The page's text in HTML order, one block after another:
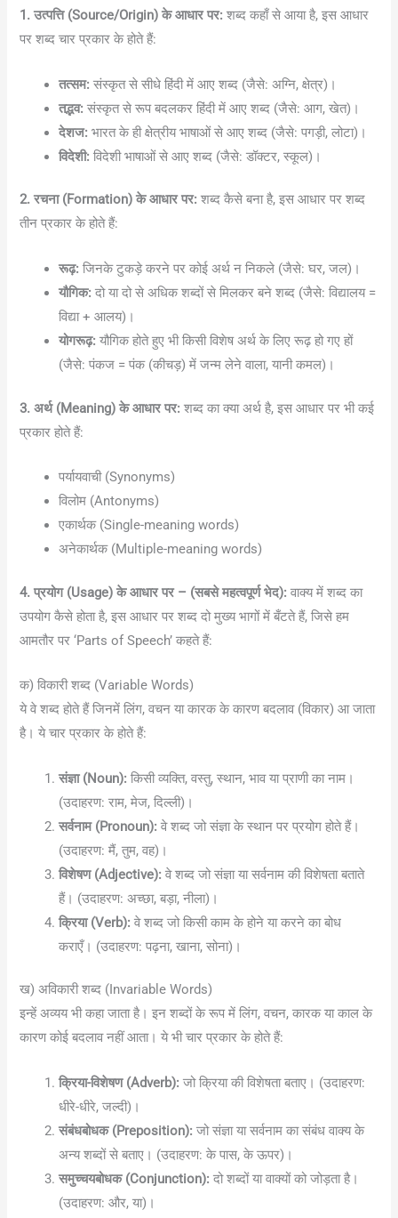
1. उत्पत्ति (Source/Origin) के आधार पर: शब्द कहाँ से आया है, इस आधार
पर शब्द चार प्रकार के होते हैं:
तत्सम: संस्कृत से सीधे हिंदी में आए शब्द (जैसे: अग्नि, क्षेत्र)।
तद्भव: संस्कृत से रूप बदलकर हिंदी में आए शब्द (जैसे: आग, खेत)।
देशज: भारत के ही क्षेत्रीय भाषाओं से आए शब्द (जैसे: पगड़ी, लोटा)।
विदेशी: विदेशी भाषाओं से आए शब्द (जैसे: डॉक्टर, स्कूल)।
2. रचना (Formation) के आधार पर: शब्द कैसे बना है, इस आधार पर शब्द
तीन प्रकार के होते हैं:
रूढ़: जिनके टुकड़े करने पर कोई अर्थ न निकले (जैसे: घर, जल)।
यौगिक: दो या दो से अधिक शब्दों से मिलकर बने शब्द (जैसे: विद्यालय =
विद्या + आलय)।
योगरूढ़: यौगिक होते हुए भी किसी विशेष अर्थ के लिए रूढ़ हो गए हों
(जैसे: पंकज = पंक (कीचड़) में जन्म लेने वाला, यानी कमल)।
3. अर्थ (Meaning) के आधार पर: शब्द का क्या अर्थ है, इस आधार पर भी कई
प्रकार होते हैं:
पर्यायवाची (Synonyms)
विलोम (Antonyms)
एकार्थक (Single-meaning words)
अनेकार्थक (Multiple-meaning words)
4. प्रयोग (Usage) के आधार पर – (सबसे महत्वपूर्ण भेद): वाक्य में शब्द का
उपयोग कैसे होता है, इस आधार पर शब्द दो मुख्य भागों में बँटते हैं, जिसे हम
आमतौर पर ‘Parts of Speech’ कहते हैं:
क) विकारी शब्द (Variable Words)
ये वे शब्द होते हैं जिनमें लिंग, वचन या कारक के कारण बदलाव (विकार) आ जाता
है। ये चार प्रकार के होते हैं:
संज्ञा (Noun): किसी व्यक्ति, वस्तु, स्थान, भाव या प्राणी का नाम।
(उदाहरण: राम, मेज, दिल्ली)।
सर्वनाम (Pronoun): वे शब्द जो संज्ञा के स्थान पर प्रयोग होते हैं।
(उदाहरण: मैं, तुम, वह)।
विशेषण (Adjective): वे शब्द जो संज्ञा या सर्वनाम की विशेषता बताते
हैं। (उदाहरण: अच्छा, बड़ा, नीला)।
क्रिया (Verb): वे शब्द जो किसी काम के होने या करने का बोध
कराएँ। (उदाहरण: पढ़ना, खाना, सोना)।
ख) अविकारी शब्द (Invariable Words)
इन्हें अव्यय भी कहा जाता है। इन शब्दों के रूप में लिंग, वचन, कारक या काल के
कारण कोई बदलाव नहीं आता। ये भी चार प्रकार के होते हैं:
क्रिया-विशेषण (Adverb): जो क्रिया की विशेषता बताए। (उदाहरण:
धीरे-धीरे, जल्दी)।
संबंधबोधक (Preposition): जो संज्ञा या सर्वनाम का संबंध वाक्य के
अन्य शब्दों से बताए। (उदाहरण: के पास, के ऊपर)।
समुच्चयबोधक (Conjunction): दो शब्दों या वाक्यों को जोड़ता है।
(उदाहरण: और, या)।